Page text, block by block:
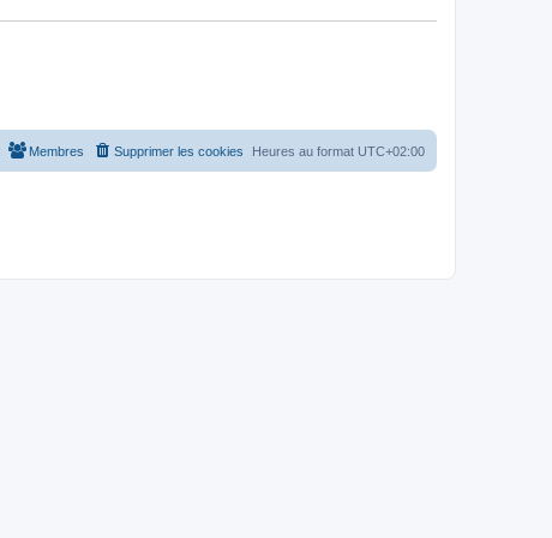
Heures au format UTC+02:00
Supprimer les cookies
Membres